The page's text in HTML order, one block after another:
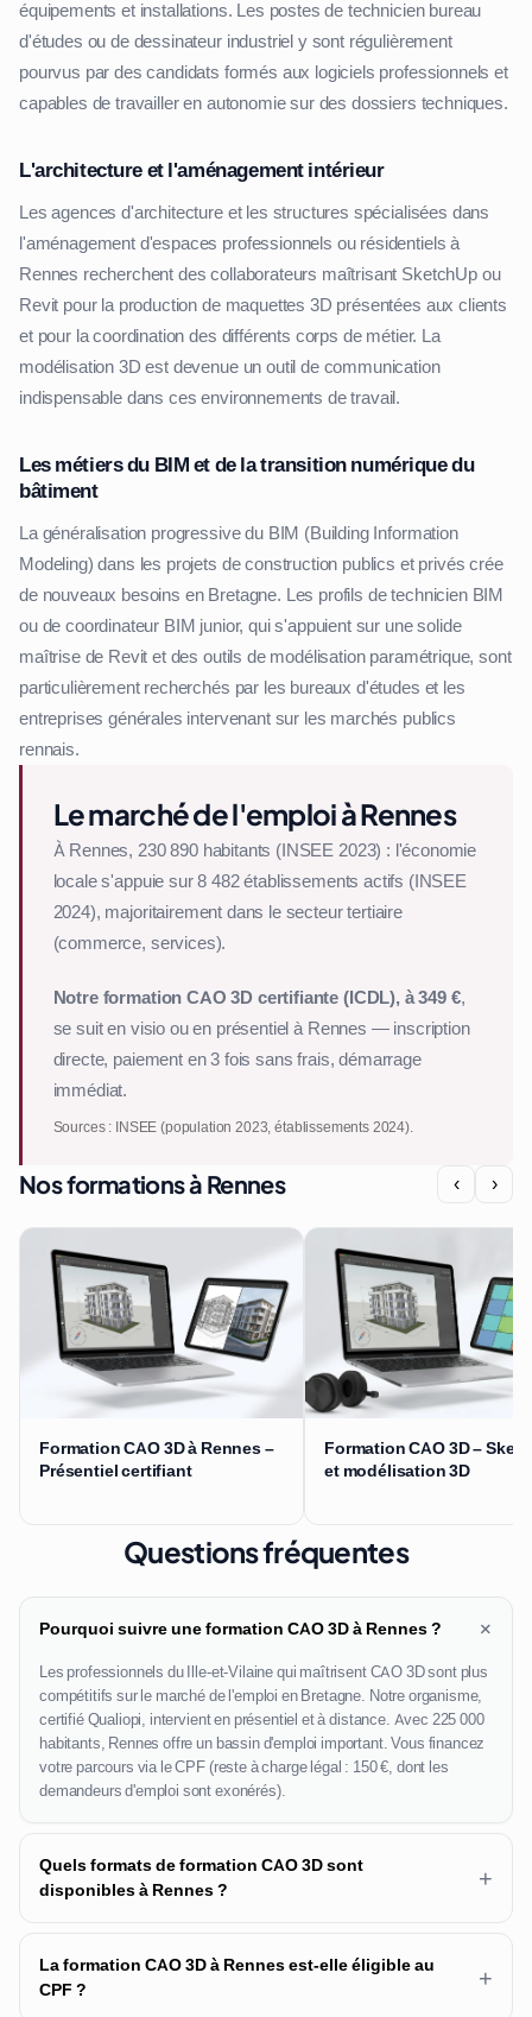
équipements et installations. Les postes de technicien bureau
d'études ou de dessinateur industriel y sont régulièrement
pourvus par des candidats formés aux logiciels professionnels et
capables de travailler en autonomie sur des dossiers techniques.
L'architecture et l'aménagement intérieur
Les agences d'architecture et les structures spécialisées dans
l'aménagement d'espaces professionnels ou résidentiels à
Rennes recherchent des collaborateurs maîtrisant SketchUp ou
Revit pour la production de maquettes 3D présentées aux clients
et pour la coordination des différents corps de métier. La
modélisation 3D est devenue un outil de communication
indispensable dans ces environnements de travail.
Les métiers du BIM et de la transition numérique du
bâtiment
La généralisation progressive du BIM (Building Information
Modeling) dans les projets de construction publics et privés crée
de nouveaux besoins en Bretagne. Les profils de technicien BIM
ou de coordinateur BIM junior, qui s'appuient sur une solide
maîtrise de Revit et des outils de modélisation paramétrique, sont
particulièrement recherchés par les bureaux d'études et les
entreprises générales intervenant sur les marchés publics
rennais.
Le marché de l'emploi à Rennes
À Rennes, 230 890 habitants (INSEE 2023) : l'économie
locale s'appuie sur 8 482 établissements actifs (INSEE
2024), majoritairement dans le secteur tertiaire
(commerce, services).
Notre formation CAO 3D certifiante (ICDL), à 349 €,
se suit en visio ou en présentiel à Rennes — inscription
directe, paiement en 3 fois sans frais, démarrage
immédiat.
Sources : INSEE (population 2023, établissements 2024).
Nos formations à Rennes ‹ ›
Formation CAO 3D à Rennes –
Présentiel certifiant
Formation CAO 3D –
et modélisation 3D
Questions fréquentes
Pourquoi suivre une formation CAO 3D à Rennes ? +
Les professionnels du Ille-et-Vilaine qui maîtrisent CAO 3D sont plus
compétitifs sur le marché de l'emploi en Bretagne. Notre organisme,
certifié Qualiopi, intervient en présentiel et à distance. Avec 225 000
habitants, Rennes offre un bassin d'emploi important. Vous financez
votre parcours via le CPF (reste à charge légal : 150 €, dont les
demandeurs d'emploi sont exonérés).
Quels formats de formation CAO 3D sont
disponibles à Rennes ?
+
La formation CAO 3D à Rennes est-elle éligible au
CPF ?
+